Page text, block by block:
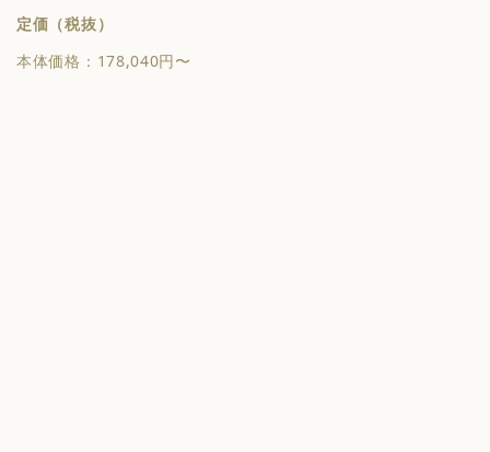
定価（税抜）
本体価格：178,040円〜